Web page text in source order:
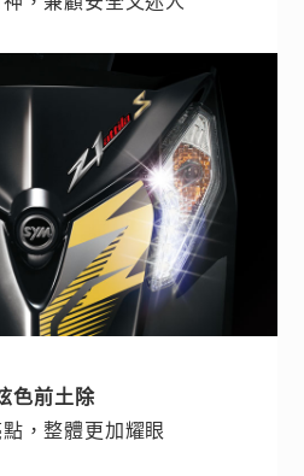
色前土除
，整體更加耀眼